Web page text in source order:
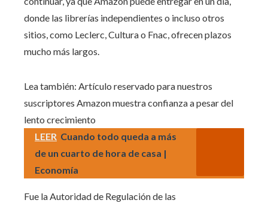
donde las librerías independientes o incluso otros
sitios, como Leclerc, Cultura o Fnac, ofrecen plazos
mucho más largos.
Lea también: Artículo reservado para nuestros
suscriptores Amazon muestra confianza a pesar del
lento crecimiento
LEER Cuando todo queda a más
de un cuarto de hora de casa |
Economía
Fue la Autoridad de Regulación de las